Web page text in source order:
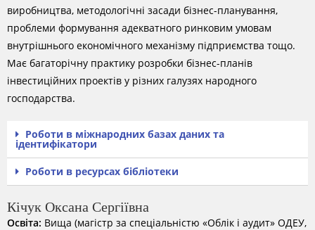
виробництва, методологічні засади бізнес-планування,
проблеми формування адекватного ринковим умовам
внутрішнього економічного механізму підприємства тощо.
Має багаторічну практику розробки бізнес-планів
інвестиційних проектів у різних галузях народного
господарства.
Роботи в міжнародних базах даних та
ідентифікатори
Роботи в ресурсах бібліотеки
Кічук Оксана Сергіївна
Освіта: Вища (магістр за спеціальністю «Облік і аудит» ОДЕУ,